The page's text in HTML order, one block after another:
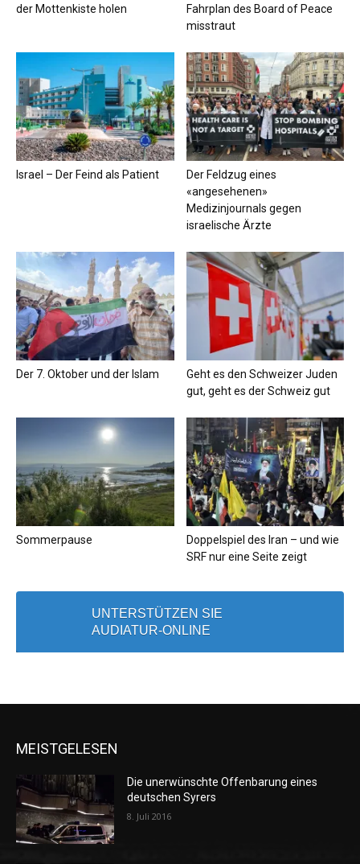
der Mottenkiste holen
Fahrplan des Board of Peace
misstraut
Israel – Der Feind als Patient
Der Feldzug eines
«angesehenen»
Medizinjournals gegen
israelische Ärzte
Der 7. Oktober und der Islam
Geht es den Schweizer Juden
gut, geht es der Schweiz gut
Sommerpause
Doppelspiel des Iran – und wie
SRF nur eine Seite zeigt
UNTERSTÜTZEN SIE
AUDIATUR-ONLINE
MEISTGELESEN
Die unerwünschte Offenbarung eines
deutschen Syrers
8. Juli 2016